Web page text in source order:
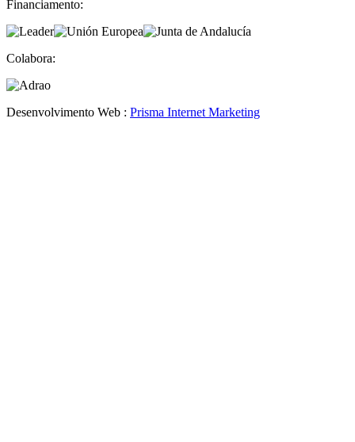
Financiamento:
Colabora:
Desenvolvimento Web : Prisma Internet Marketing